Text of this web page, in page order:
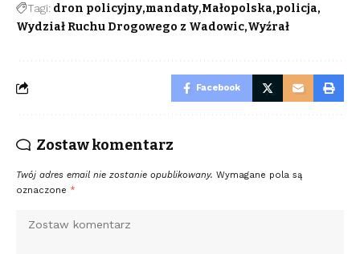
Tagi: dron policyjny mandaty Małopolska policja
Wydział Ruchu Drogowego z Wadowic Wyźrał
Facebook
Zostaw komentarz
Twój adres email nie zostanie opublikowany. Wymagane pola są
oznaczone *